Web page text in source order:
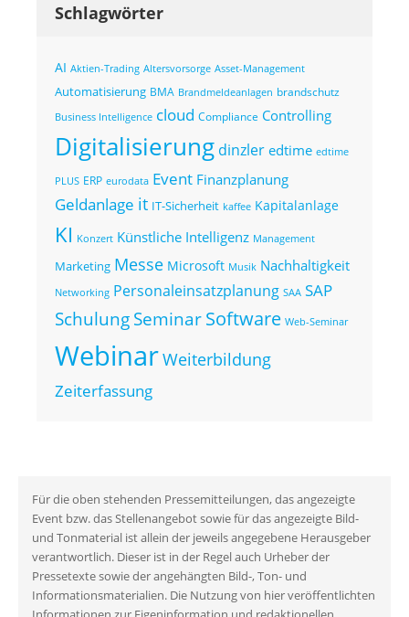
Schlagwörter
AI Aktien-Trading Altersvorsorge Asset-Management
Automatisierung BMA Brandmeldeanlagen brandschutz
Business Intelligence cloud Compliance Controlling
Digitalisierung dinzler edtime edtime
PLUS ERP eurodata Event Finanzplanung
Geldanlage it IT-Sicherheit kaffee Kapitalanlage
KI Konzert Künstliche Intelligenz Management
Marketing Messe Microsoft Musik Nachhaltigkeit
Networking Personaleinsatzplanung SAA SAP
SchulungSeminarSoftware Web-Seminar
WebinarWeiterbildung
Zeiterfassung
Für die oben stehenden Pressemitteilungen, das angezeigte
Event bzw. das Stellenangebot sowie für das angezeigte Bild-
und Tonmaterial ist allein der jeweils angegebene Herausgeber
verantwortlich. Dieser ist in der Regel auch Urheber der
Pressetexte sowie der angehängten Bild-, Ton- und
Informationsmaterialien. Die Nutzung von hier veröffentlichten